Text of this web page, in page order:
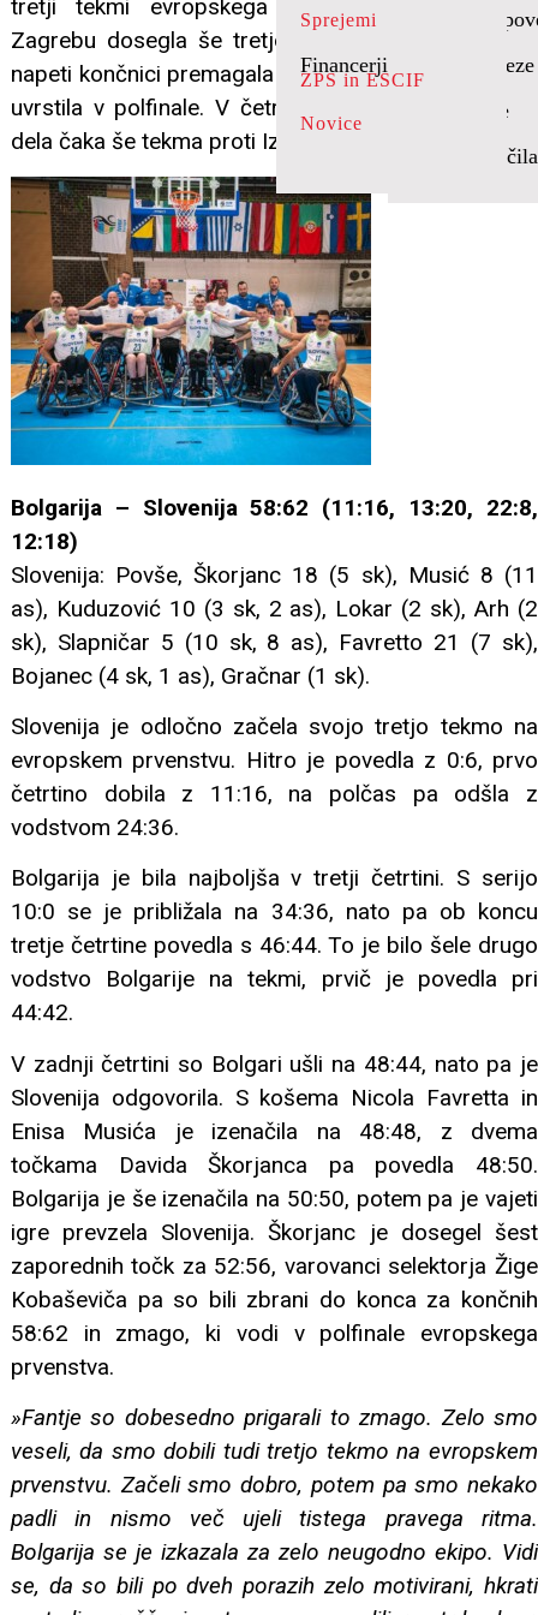
Uporabne
Jubileji Zveze
Akti Zveze
Letna poročila
Socialna vključenost
Usposabljanje za
samopomoč
Osebna asistenca do
Koristne povezave
ZPS in ESCIF
Novice
sodelovanje
Sprejemi
Financerji
tretji tekmi evropskega prvenstva divizije B v
Zagrebu dosegla še tretjo zmago. Slovenija je po
napeti končnici premagala Bolgarijo z 62:58 in se že
uvrstila v polfinale. V četrtek jo za konec rednega
dela čaka še tekma proti Izraelu.
Bolgarija – Slovenija 58:62 (11:16, 13:20, 22:8,
12:18)
Slovenija: Povše, Škorjanc 18 (5 sk), Musić 8 (11
as), Kuduzović 10 (3 sk, 2 as), Lokar (2 sk), Arh (2
sk), Slapničar 5 (10 sk, 8 as), Favretto 21 (7 sk),
Bojanec (4 sk, 1 as), Gračnar (1 sk).
Slovenija je odločno začela svojo tretjo tekmo na
evropskem prvenstvu. Hitro je povedla z 0:6, prvo
četrtino dobila z 11:16, na polčas pa odšla z
vodstvom 24:36.
Bolgarija je bila najboljša v tretji četrtini. S serijo
10:0 se je približala na 34:36, nato pa ob koncu
tretje četrtine povedla s 46:44. To je bilo šele drugo
vodstvo Bolgarije na tekmi, prvič je povedla pri
44:42.
V zadnji četrtini so Bolgari ušli na 48:44, nato pa je
Slovenija odgovorila. S košema Nicola Favretta in
Enisa Musića je izenačila na 48:48, z dvema
točkama Davida Škorjanca pa povedla 48:50.
Bolgarija je še izenačila na 50:50, potem pa je vajeti
igre prevzela Slovenija. Škorjanc je dosegel šest
zaporednih točk za 52:56, varovanci selektorja Žige
Kobaševiča pa so bili zbrani do konca za končnih
58:62 in zmago, ki vodi v polfinale evropskega
prvenstva.
»Fantje so dobesedno prigarali to zmago. Zelo smo
veseli, da smo dobili tudi tretjo tekmo na evropskem
prvenstvu. Začeli smo dobro, potem pa smo nekako
padli in nismo več ujeli tistega pravega ritma.
Bolgarija se je izkazala za zelo neugodno ekipo. Vidi
se, da so bili po dveh porazih zelo motivirani, hkrati